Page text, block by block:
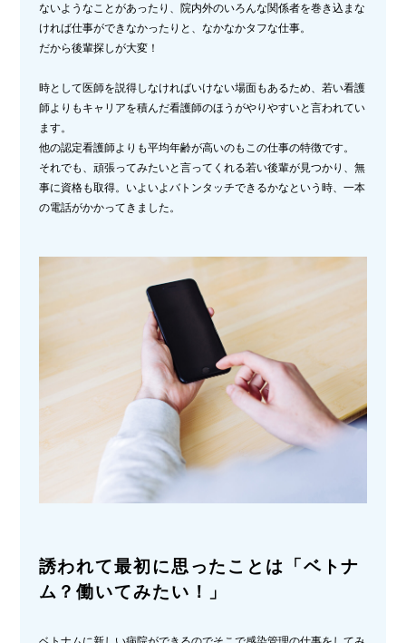
ないようなことがあったり、院内外のいろんな関係者を巻き込まな
ければ仕事ができなかったりと、なかなかタフな仕事。
だから後輩探しが大変！
時として医師を説得しなければいけない場面もあるため、若い看護
師よりもキャリアを積んだ看護師のほうがやりやすいと言われてい
ます。
他の認定看護師よりも平均年齢が高いのもこの仕事の特徴です。
それでも、頑張ってみたいと言ってくれる若い後輩が見つかり、無
事に資格も取得。いよいよバトンタッチできるかなという時、一本
の電話がかかってきました。
誘われて最初に思ったことは「ベトナ
ム？働いてみたい！」